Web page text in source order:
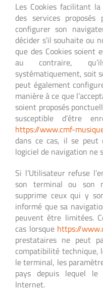
Les Cookies facilitant
des services
configurer son
décider s’il souhaite ou
que des Cookies soient
au contraire,
systématiquement, soit
peut également
manière à ce que
soient proposés
susceptible d’être
https://www.cmf-
dans ce cas, il se peut
logiciel de navigation ne
Si l’Utilisateur refuse
son terminal ou son
supprime ceux qui y
informé que sa
peuvent être limitées.
cas lorsque https://
prestataires ne peut
compatibilité technique,
le terminal, les
pays depuis lequel
Internet.